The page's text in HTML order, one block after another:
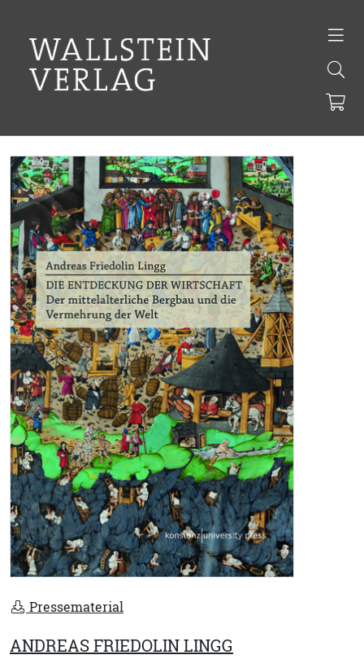
Pressematerial
ANDREAS FRIEDOLIN LINGG